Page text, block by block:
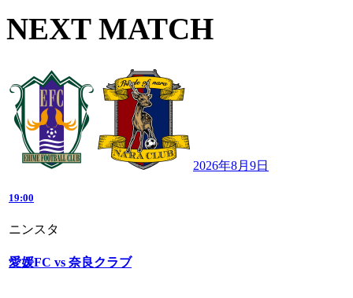
NEXT MATCH
2026年8月9日
19:00
ニンスタ
愛媛FC vs 奈良クラブ